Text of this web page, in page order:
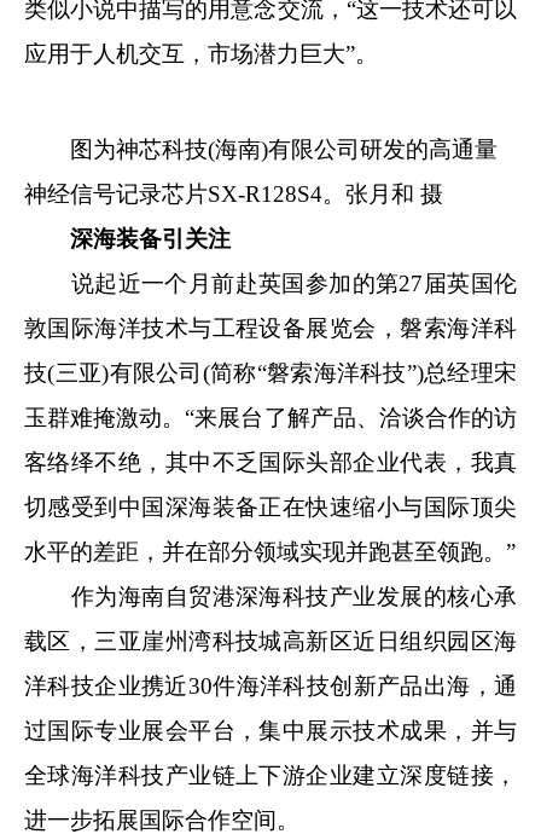
类似小说中描写的用意念交流，“这一技术还可以
应用于人机交互，市场潜力巨大”。
图为神芯科技(海南)有限公司研发的高通量
神经信号记录芯片SX-R128S4。张月和 摄
深海装备引关注
说起近一个月前赴英国参加的第27届英国伦
敦国际海洋技术与工程设备展览会，磐索海洋科
技(三亚)有限公司(简称“磐索海洋科技”)总经理宋
玉群难掩激动。“来展台了解产品、洽谈合作的访
客络绎不绝，其中不乏国际头部企业代表，我真
切感受到中国深海装备正在快速缩小与国际顶尖
水平的差距，并在部分领域实现并跑甚至领跑。”
作为海南自贸港深海科技产业发展的核心承
载区，三亚崖州湾科技城高新区近日组织园区海
洋科技企业携近30件海洋科技创新产品出海，通
过国际专业展会平台，集中展示技术成果，并与
全球海洋科技产业链上下游企业建立深度链接，
进一步拓展国际合作空间。